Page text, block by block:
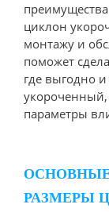
циклон
монтажу и
поможет
где выгодно
укороченный,
параметры
РАЗМЕРЫ